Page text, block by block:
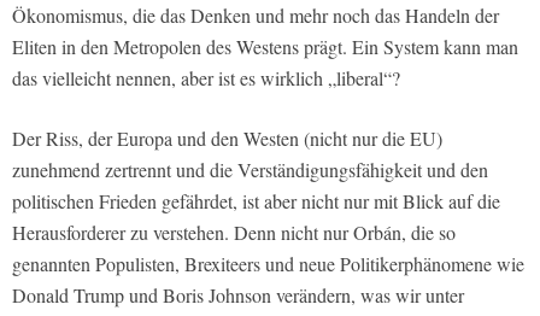
Ökonomismus, die das Denken und mehr noch das Handeln der
Eliten in den Metropolen des Westens prägt. Ein System kann man
das vielleicht nennen, aber ist es wirklich „liberal“?
Der Riss, der Europa und den Westen (nicht nur die EU)
zunehmend zertrennt und die Verständigungsfähigkeit und den
politischen Frieden gefährdet, ist aber nicht nur mit Blick auf die
Herausforderer zu verstehen. Denn nicht nur Orbán, die so
genannten Populisten, Brexiteers und neue Politikerphänomene wie
Donald Trump und Boris Johnson verändern, was wir unter